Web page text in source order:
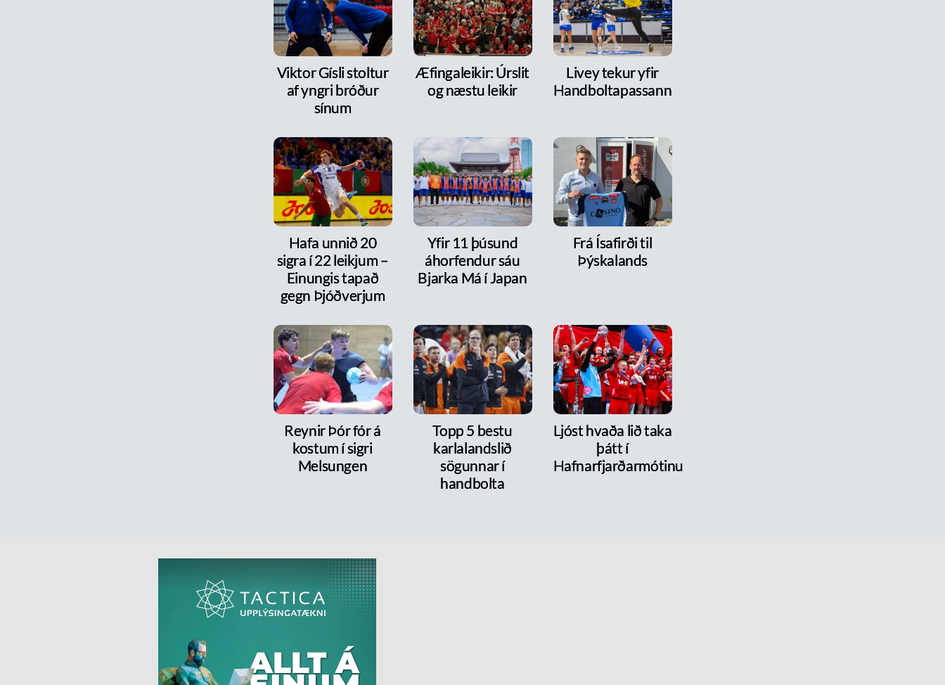
Viktor Gísli stoltur
af yngri bróður
sínum
Æfingaleikir: Úrslit
og næstu leikir
Livey tekur yfir
Handboltapassann
Hafa unnið 20
sigra í 22 leikjum –
Einungis tapað
gegn Þjóðverjum
Yfir 11 þúsund
áhorfendur sáu
Bjarka Má í Japan
Frá Ísafirði til
Þýskalands
Reynir Þór fór á
kostum í sigri
Melsungen
Topp 5 bestu
karlalandslið
sögunnar í
handbolta
Ljóst hvaða lið taka
þátt í
Hafnarfjarðarmótinu